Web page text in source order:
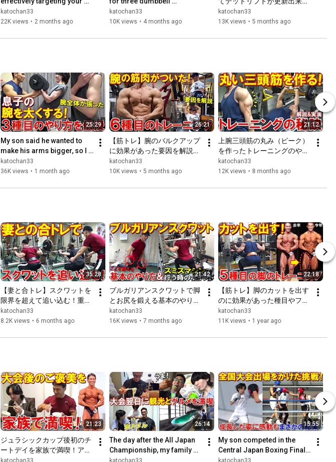
latissimus dorsi, you're
missing this cru...
katochan33
22K views • 2 months ago
exercises that will definitely
work your latissim...
katochan33
10K views • 4 months ago
た！5種目で広背筋や僧帽筋
を鍛える増量期のトレーニン
katochan33
13K views • 5 months ago
25:29
My son said he wanted to
make his arms bigger, so I
taught him how to effectively
train his bicep...
katochan33
36K views • 1 month ago
26:21
【筋トレ】腕のバルクアップ
に効果があった要因を解説！
6種目で二頭筋と三頭筋を鍛
える増量末期のトレーニング
katochan33
10K views • 5 months ago
21:12
上腕三頭筋の丸み（ピーク）
を作ったトレーニングのやり
方！メニューやフォームのポ
イント等を解説＆実演
katochan33
12K views • 8 months ago
35:28
【妻と合トレ】スクワットを
限界を超えて追い込む！重量
が上げやすくなるフォームや
前回の自分を更新する心構え
katochan33
8.2K views • 6 months ago
21:42
ブルガリアンスクワットで脚
とお尻を鍛える基本のやり方
や、スミスマシンで加重する
時のポイント等を解説！
katochan33
16K views • 7 months ago
22:18
【筋トレ】脚のカットを出す
のに効果があった種目やフォ
ームを解説！5種目で大腿四
頭筋を鍛える世界大会1週間
katochan33
11K views • 1 year ago
21:23
ジュラシックカップ後初のチ
ートデイを家族で満喫！アレ
ンジレシピもめっちゃ美味し
katochan33
26:14
The day after the All Japan
Championship, my family
and I enjoyed sightseeing in
katochan33
15:55
My son competed in the
Central Japan Boxing Finals
to qualify for the National
katochan33